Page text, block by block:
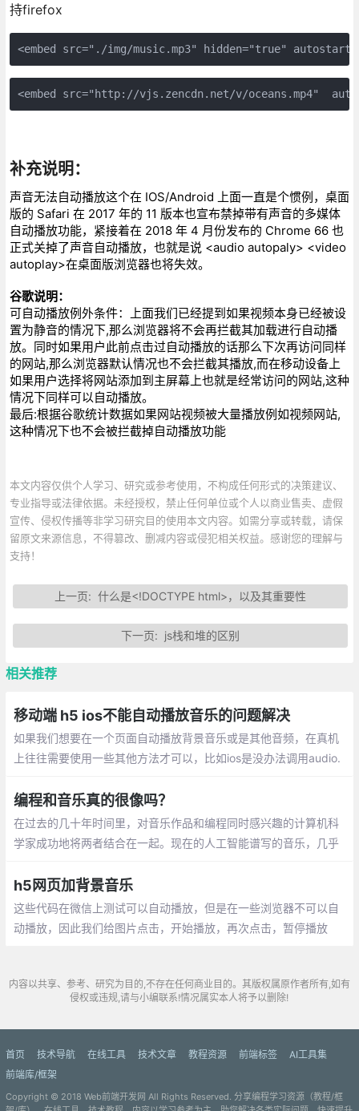
持firefox
<embed src="./img/music.mp3" hidden="true"
<embed src="http://vjs.zencdn.net/v/oceans.mp4"
补充说明：
声音无法自动播放这个在 IOS/Android 上面一直是个惯例，桌面
版的 Safari 在 2017 年的 11 版本也宣布禁掉带有声音的多媒体
自动播放功能，紧接着在 2018 年 4 月份发布的 Chrome 66 也
正式关掉了声音自动播放，也就是说 <audio autopaly> <video
autoplay>在桌面版浏览器也将失效。
谷歌说明：
可自动播放例外条件：上面我们已经提到如果视频本身已经被设
置为静音的情况下,那么浏览器将不会再拦截其加载进行自动播
放。同时如果用户此前点击过自动播放的话那么下次再访问同样
的网站,那么浏览器默认情况也不会拦截其播放,而在移动设备上
如果用户选择将网站添加到主屏幕上也就是经常访问的网站,这种
情况下同样可以自动播放。
最后:根据谷歌统计数据如果网站视频被大量播放例如视频网站,
这种情况下也不会被拦截掉自动播放功能
本文内容仅供个人学习、研究或参考使用，不构成任何形式的决策建议、
专业指导或法律依据。未经授权，禁止任何单位或个人以商业售卖、虚假
宣传、侵权传播等非学习研究目的使用本文内容。如需分享或转载，请保
留原文来源信息，不得篡改、删减内容或侵犯相关权益。感谢您的理解与
支持！
上一页: 什么是<!DOCTYPE html>，以及其重要性
下一页: js栈和堆的区别
相关推荐
移动端 h5 ios不能自动播放音乐的问题解决
如果我们想要在一个页面自动播放背景音乐或是其他音频，在真机
上往往需要使用一些其他方法才可以，比如ios是没办法调用audio.
说我在项目里遇到的困难和解决办法
编程和音乐真的很像吗？
在过去的几十年时间里，对音乐作品和编程同时感兴趣的计算机科
学家成功地将两者结合在一起。现在的人工智能谱写的音乐，几乎
h5网页加背景音乐
这些代码在微信上测试可以自动播放，但是在一些浏览器不可以自
动播放，因此我们给图片点击，开始播放，再次点击，暂停播放
内容以共享、参考、研究为目的,不存在任何商业目的。其版权属原作者所有,如有
侵权或违规,请与小编联系!情况属实本人将予以删除!
首页 技术导航 在线工具 技术文章 教程资源 前端标签
AI工具集
前端库/框架